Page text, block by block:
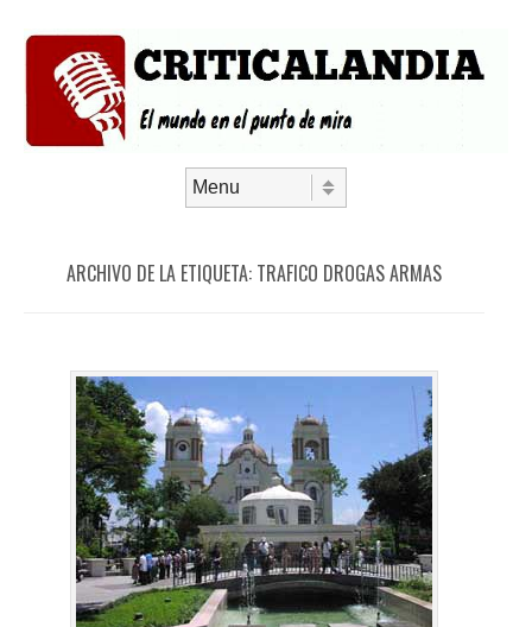
ARCHIVO DE LA ETIQUETA: TRAFICO DROGAS ARMAS